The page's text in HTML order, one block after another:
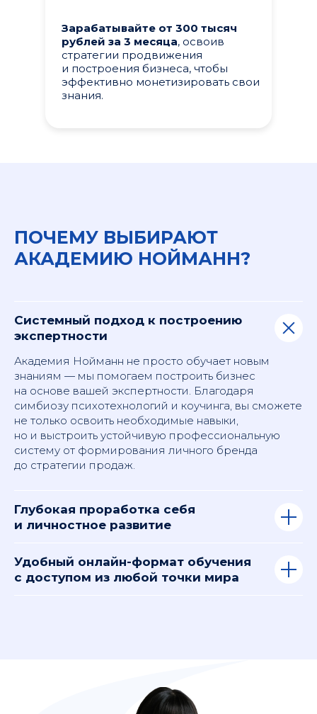
Зарабатывайте от 300 тысяч
рублей за 3 месяца, освоив
стратегии продвижения
и построения бизнеса, чтобы
эффективно монетизировать свои
знания.
ПОЧЕМУ ВЫБИРАЮТ
АКАДЕМИЮ НОЙМАНН?
Системный подход к построению
экспертности
Академия Нойманн не просто обучает новым
знаниям — мы помогаем построить бизнес
на основе вашей экспертности. Благодаря
симбиозу психотехнологий и коучинга, вы сможете
не только освоить необходимые навыки,
но и выстроить устойчивую профессиональную
систему от формирования личного бренда
до стратегии продаж.
Глубокая проработка себя
и личностное развитие
Удобный онлайн-формат обучения
с доступом из любой точки мира